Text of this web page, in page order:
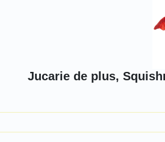
Jucarie de plus,